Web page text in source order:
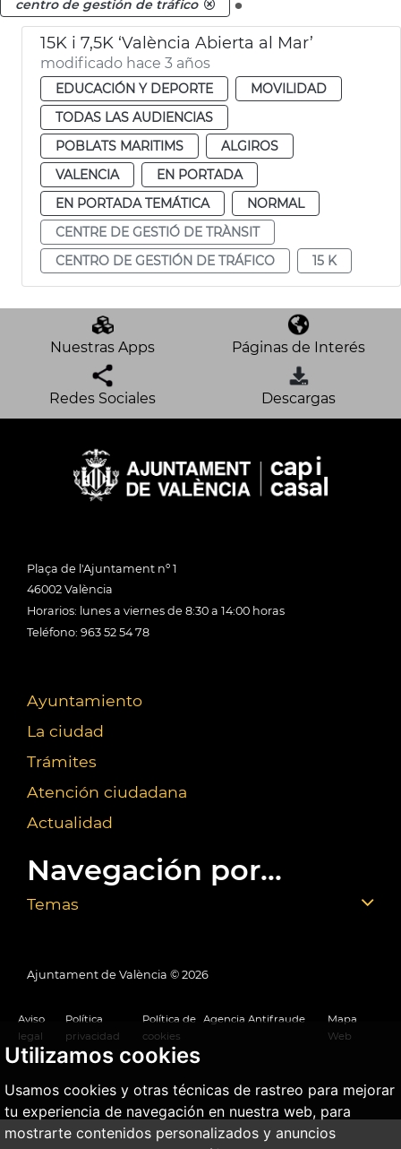
Utilizamos cookies
Usamos cookies y otras técnicas de rastreo para mejorar
tu experiencia de navegación en nuestra web, para
mostrarte contenidos personalizados y anuncios
centro de gestión de tráfico
15K i 7,5K ‘València Abierta al Mar’
modificado hace 3 años
EDUCACIÓN Y DEPORTE
MOVILIDAD
TODAS LAS AUDIENCIAS
POBLATS MARITIMS
ALGIROS
VALENCIA
EN PORTADA
EN PORTADA TEMÁTICA
NORMAL
CENTRE DE GESTIÓ DE TRÀNSIT
CENTRO DE GESTIÓN DE TRÁFICO
15 K
Nuestras Apps Páginas de Interés
Redes Sociales Descargas
Plaça de l'Ajuntament nº 1
46002 València
Horarios: lunes a viernes de 8:30 a 14:00 horas
Teléfono: 963 52 54 78
Ayuntamiento
La ciudad
Trámites
Atención ciudadana
Actualidad
Navegación por...
Temas
Ajuntament de València © 2026
Aviso
legal
Política
privacidad
Política de
cookies
Agencia Antifraude
Mapa
Web